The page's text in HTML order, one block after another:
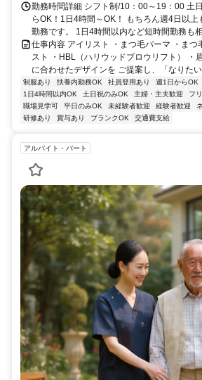
勤務時間詳細 シフト制/10：00～19：00 土
らOK！1日4時間～OK！ もちろん週4日以上
勤務です。 1日4時間以内など短時間勤務も
仕事内容 アイリスト ・まつ毛パーマ ・まつ
スト ・HBL（ハリウッドブロウリフト） ・
に合わせたデザインを ご提案し、「なりた
制服あり 扶養内勤務OK 社員登用あり 週1日からOK
1日4時間以内OK
土日祝のみOK 主婦・主夫歓迎 フ
職場見学可
平日のみOK 未経験者歓迎 経験者歓迎
研修あり
賞与あり ブランクOK 交通費支給
アルバイト・パート